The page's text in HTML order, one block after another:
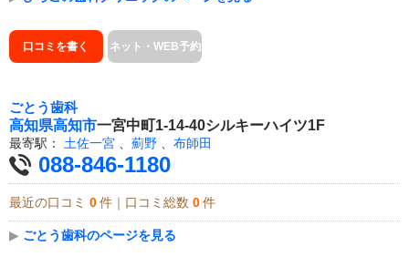
口コミを書く ネット・WEB予約
ごとう歯科
高知県高知市一宮中町1-14-40シルキーハイツ1F
最寄駅： 土佐一宮 、 薊野 、 布師田
088-846-1180
最近の口コミ 0 件｜口コミ総数 0 件
▶ ごとう歯科のページを見る